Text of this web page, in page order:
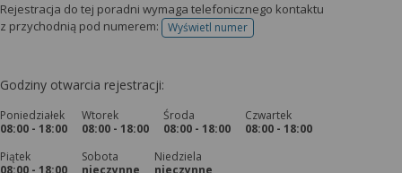
Rejestracja do tej poradni wymaga telefonicznego kontaktu
z przychodnią pod numerem:
Wyświetl numertelefonu do rejestracji
Godziny otwarcia rejestracji:
Poniedziałek
08:00 - 18:00
Wtorek
08:00 - 18:00
Środa
08:00 - 18:00
Czwartek
08:00 - 18:00
Piątek
08:00 - 18:00
Sobota
nieczynne
Niedziela
nieczynne